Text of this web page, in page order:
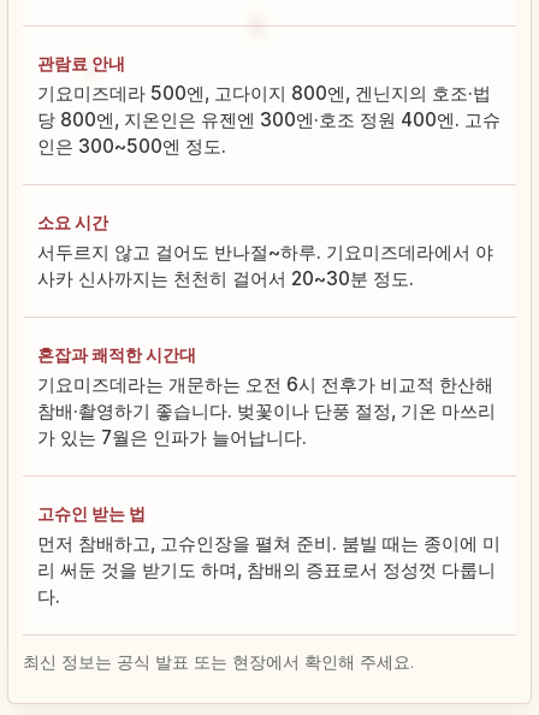
관람료 안내
기요미즈데라 500엔, 고다이지 800엔, 겐닌지의 호조·법
당 800엔, 지온인은 유젠엔 300엔·호조 정원 400엔. 고슈
인은 300~500엔 정도.
소요 시간
서두르지 않고 걸어도 반나절~하루. 기요미즈데라에서 야
사카 신사까지는 천천히 걸어서 20~30분 정도.
혼잡과 쾌적한 시간대
기요미즈데라는 개문하는 오전 6시 전후가 비교적 한산해
참배·촬영하기 좋습니다. 벚꽃이나 단풍 절정, 기온 마쓰리
가 있는 7월은 인파가 늘어납니다.
고슈인 받는 법
먼저 참배하고, 고슈인장을 펼쳐 준비. 붐빌 때는 종이에 미
리 써둔 것을 받기도 하며, 참배의 증표로서 정성껏 다룹니
다.
최신 정보는 공식 발표 또는 현장에서 확인해 주세요.